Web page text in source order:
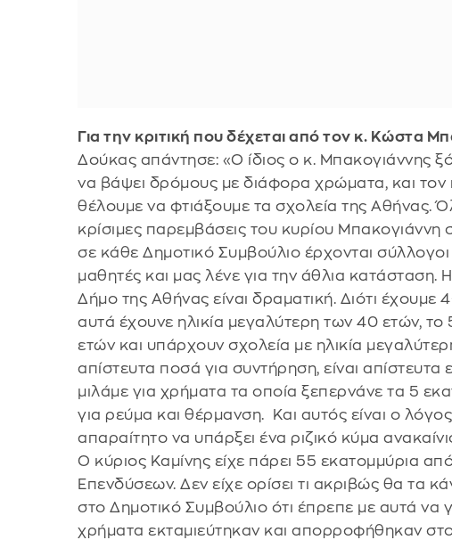
Για την κριτική που δέχεται από τον κ. Κώστα
Δούκας απάντησε: «Ο ίδιος ο κ. Μπακογιάννης
να βάψει δρόμους με διάφορα χρώματα, και τον
θέλουμε να φτιάξουμε τα σχολεία της Αθήνας.
κρίσιμες παρεμβάσεις του κυρίου Μπακογιάννη
σε κάθε Δημοτικό Συμβούλιο έρχονται
μαθητές και μας λένε για την άθλια κατάσταση.
Δήμο της Αθήνας είναι δραματική. Διότι έχουμε
αυτά έχουνε ηλικία μεγαλύτερη των 40 ετών,
ετών και υπάρχουν σχολεία με ηλικία
απίστευτα ποσά για συντήρηση, είναι
μιλάμε για χρήματα τα οποία ξεπερνάνε τα 5
για ρεύμα και θέρμανση. Και αυτός είναι ο
απαραίτητο να υπάρξει ένα ριζικό κύμα
Ο κύριος Καμίνης είχε πάρει 55 εκατομμύρια
Επενδύσεων. Δεν είχε ορίσει τι ακριβώς θα τα
στο Δημοτικό Συμβούλιο ότι έπρεπε με αυτά να
χρήματα εκταμιεύτηκαν και απορροφήθηκαν